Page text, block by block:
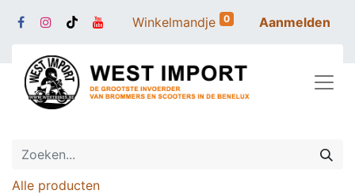
Winkelmandje 0 Aanmelden
Alle producten